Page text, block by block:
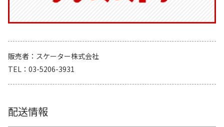
販売者
スケーター株式会社
TEL
03-5206-3931
配送情報